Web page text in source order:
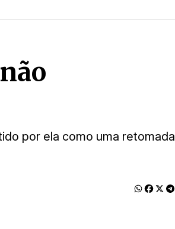
por ela como uma retomada